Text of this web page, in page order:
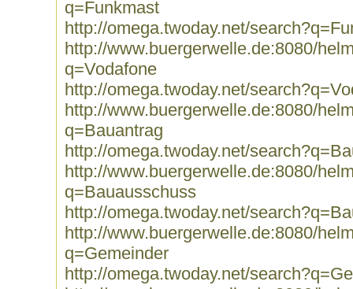
q=Funkmast
http://omega.twoday.net/
http://www.buergerwelle.de:8080/
q=Vodafone
http://omega.twoday.net/
http://www.buergerwelle.de:8080/
q=Bauantrag
http://omega.twoday.net/
http://www.buergerwelle.de:8080/
q=Bauausschuss
http://omega.twoday.net/
http://www.buergerwelle.de:8080/
q=Gemeinder
http://omega.twoday.net/